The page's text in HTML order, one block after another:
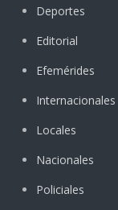
Deportes
Editorial
Efemérides
Internacionales
Locales
Nacionales
Policiales